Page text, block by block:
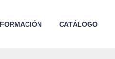
FORMACIÓN CATÁLOGO